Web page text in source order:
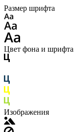
Размер шрифта
Цвет фона и шрифта
Изображения